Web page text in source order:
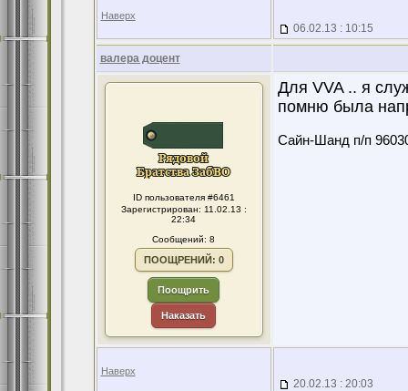
Наверх
06.02.13 : 10:15
валера доцент
ID пользователя #6461
Зарегистрирован: 11.02.13 :
22:34
Сообщений: 8
ПООЩРЕНИЙ: 0
Поощрить
Наказать
Для VVA .. я
помню была
Сайн-Шанд п/п
Наверх
20.02.13 : 20:03